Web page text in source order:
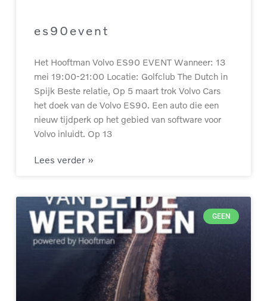
es90event
Het Hooftman Volvo ES90 EVENT Wanneer: 13
mei 19:00-21:00 Locatie: Golfclub The Dutch in
Spijk Beste relatie, Op 5 maart trok Volvo Cars
het doek van de Volvo ES90. Een auto die een
nieuw tijdperk op het gebied van software voor
Volvo inluidt. Op 13
Lees verder »
GEEN